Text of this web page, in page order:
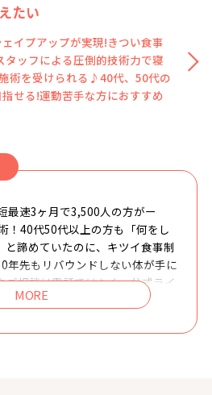
たい
イプアップが実現!きつい食事
ッフによる圧倒的技術力で寝
術を受けられる♪40代、50代の
せる!運動苦手な方におすすめ
最速3ヶ月で3,500人の方がー
！40代50代以上の方も「何をし
と諦めていたのに、キツイ食事制
年先もリバウンドしない体が手に
相談は電話ではなく、公式ライ
ラインID：@875ysfid】